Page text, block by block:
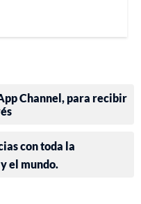
Channel, para recibir
con toda la
el mundo.